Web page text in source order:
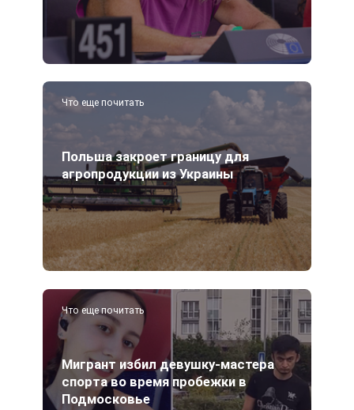
Что еще почитать
Польша закроет границу для
агропродукции из Украины
Что еще почитать
Мигрант избил девушку-мастера
спорта во время пробежки в
Подмосковье